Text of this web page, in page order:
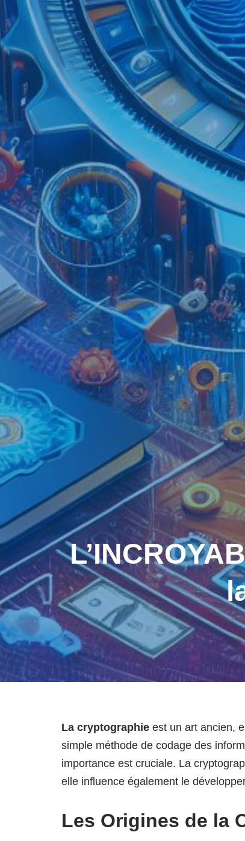
La cryptographie est un art ancien,
simple méthode de codage des
importance est cruciale. La
elle influence également le
Les Origines de la